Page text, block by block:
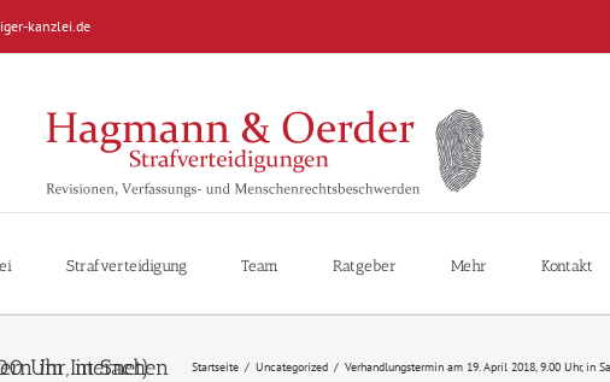
kanzlei.de
Strafverteidigung Team Ratgeber Mehr Kontakt
Werbeblockern im Internet) Startseite / Uncategorized / Verhandlungstermin am 19. April 2018, 9.00 Uhr, in